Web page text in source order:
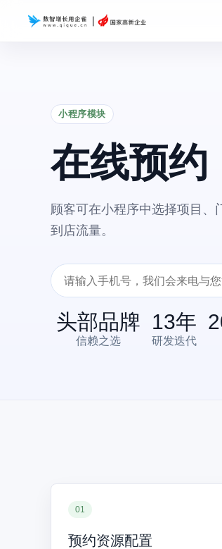
小程序模块
在线预约
顾客可在小程序中选择项目、
到店流量。
头部品牌 13年
信赖之选 研发迭代
01
预约资源配置